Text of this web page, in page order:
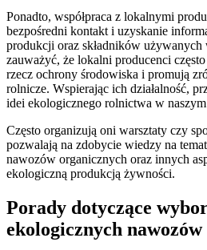
Ponadto, współpraca z lokalnymi
bezpośredni kontakt i uzyskanie
produkcji oraz składników
zauważyć, że lokalni producenci
rzecz ochrony środowiska i promują
rolnicze. Wspierając ich działalność,
idei ekologicznego rolnictwa w
Często organizują oni warsztaty czy
pozwalają na zdobycie wiedzy na
nawozów organicznych oraz innych
ekologiczną produkcją żywności.
Porady dotyczące
ekologicznych nawozów